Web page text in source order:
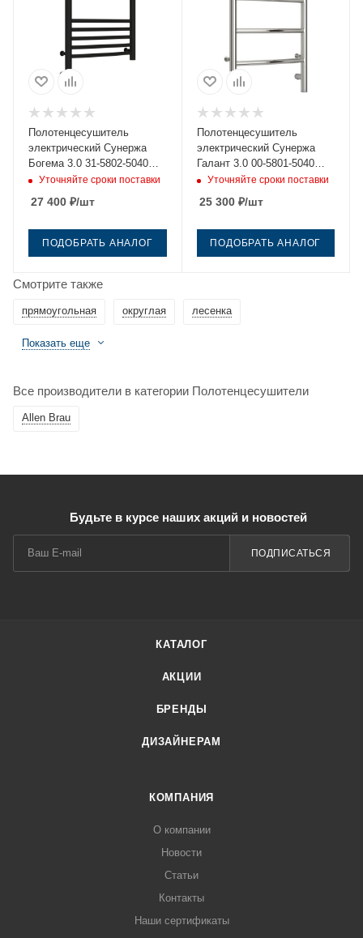
Полотенцесушитель
электрический Сунержа
Богема 3.0 31-5802-5040
40х50 черный
Уточняйте сроки поставки
27 400 ₽/шт
ПОДОБРАТЬ АНАЛОГ
Полотенцесушитель
электрический Сунержа
Галант 3.0 00-5801-5040
40х50 нержавеющая сталь
Уточняйте сроки поставки
25 300₽/шт
ПОДОБРАТЬ АНАЛОГ
Смотрите также
прямоугольная округлая лесенка
Показать еще
Все производители в категории Полотенцесушители
Allen Brau
Будьте в курсе наших акций и новостей
ПОДПИСАТЬСЯ
КАТАЛОГ
АКЦИИ
БРЕНДЫ
ДИЗАЙНЕРАМ
КОМПАНИЯ
О компании
Новости
Статьи
Контакты
Наши сертификаты